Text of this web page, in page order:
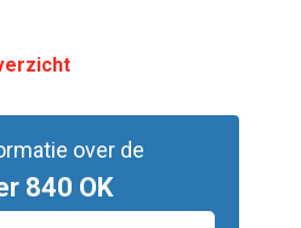
over de
840 OK